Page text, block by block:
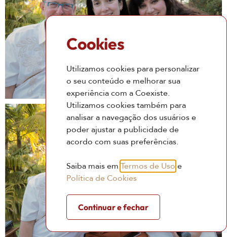
Cookies
Utilizamos cookies para personalizar
o seu conteúdo e melhorar sua
experiência com a Coexiste.
Utilizamos cookies também para
analisar a navegação dos usuários e
poder ajustar a publicidade de
acordo com suas preferências.
Saiba mais em Termos de Uso e
Política de Cookies
Continuar e fechar